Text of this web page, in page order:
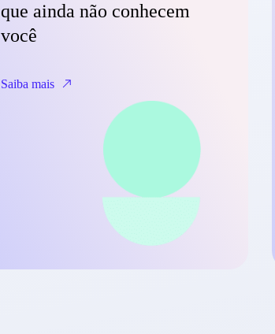
que ainda não conhecem
você
Saiba mais